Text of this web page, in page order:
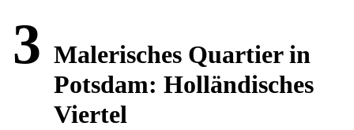
3 Malerisches Quartier in
Potsdam: Holländisches
Viertel